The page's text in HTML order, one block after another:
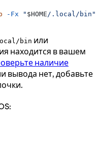
-Fx " $HOME /.local/bin"
bin или
находится в вашем
наличие
вывода нет, добавьте